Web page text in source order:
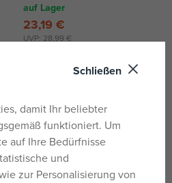
auf Lager
UVP: 28,99 €
23,19 €
Schließen
damit Ihr beliebter
funktioniert. Um
auf Ihre Bedürfnisse
und
zur Personalisierung von